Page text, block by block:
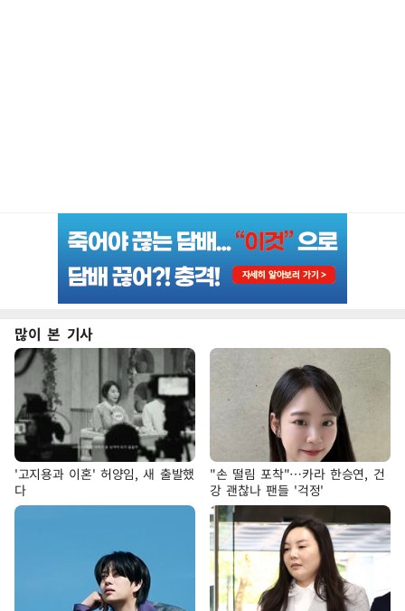
많이 본 기사
'고지용과 이혼' 허양임, 새 출발했
다
"손 떨림 포착"…카라 한승연, 건
강 괜찮나 팬들 '걱정'